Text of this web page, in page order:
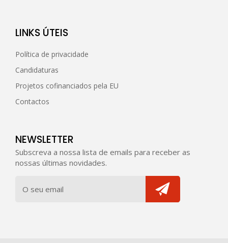
LINKS ÚTEIS
Política de privacidade
Candidaturas
Projetos cofinanciados pela EU
Contactos
NEWSLETTER
Subscreva a nossa lista de emails para receber as
nossas últimas novidades.